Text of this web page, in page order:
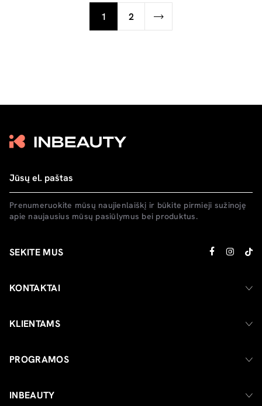
1 2
Prenumeruokite mūsų naujienlaiškį ir būkite pirmieji sužinoję
apie naujausius mūsų pasiūlymus bei produktus.
SEKITE MUS
KONTAKTAI
KLIENTAMS
PROGRAMOS
INBEAUTY